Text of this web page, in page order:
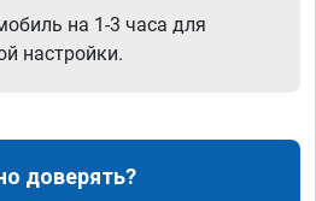
на 1-3 часа для
настройки.
доверять?